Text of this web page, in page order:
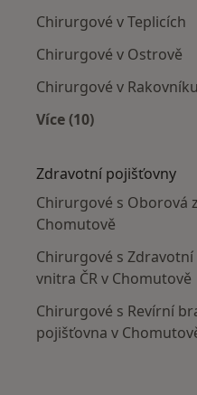
Chirurgové v Teplicích
Chirurgové v Ostrově
Chirurgové v Rakovníku
Více (10)
Zdravotní pojišťovny
Chirurgové s Oborová
Chomutově
Chirurgové s
vnitra ČR v Chomutově
Chirurgové s Revírní
pojišťovna v